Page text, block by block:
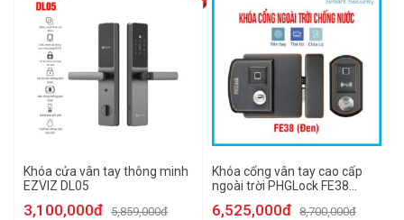
Khóa cửa vân tay thông minh
EZVIZ DL05
3,100,000đ 5,859,000đ
Khóa cổng vân tay cao cấp
ngoài trời PHGLock FE38
6,525,000đ 8,700,000đ